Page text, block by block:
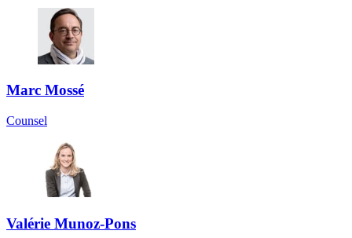
Marc Mossé
Counsel
Valérie Munoz-Pons